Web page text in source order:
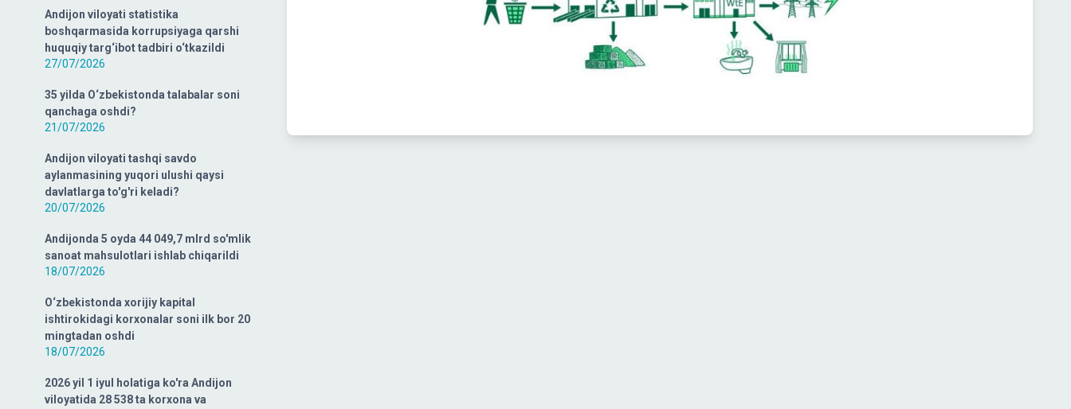
Andijon viloyati statistika
boshqarmasida korrupsiyaga qarshi
huquqiy targ‘ibot tadbiri o‘tkazildi
27/07/2026
35 yilda O‘zbekistonda talabalar soni
qanchaga oshdi?
21/07/2026
Andijon viloyati tashqi savdo
aylanmasining yuqori ulushi qaysi
davlatlarga to'g'ri keladi?
20/07/2026
Andijonda 5 oyda 44 049,7 mlrd so'mlik
sanoat mahsulotlari ishlab chiqarildi
18/07/2026
O‘zbekistonda xorijiy kapital
ishtirokidagi korxonalar soni ilk bor 20
mingtadan oshdi
18/07/2026
2026 yil 1 iyul holatiga ko'ra Andijon
viloyatida 28 538 ta korxona va